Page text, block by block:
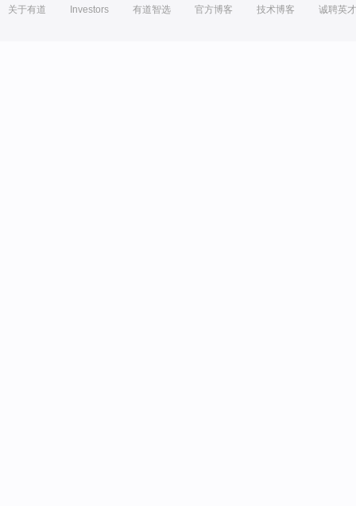
关于有道 Investors 有道智选 官方博客 技术博客 诚聘英才